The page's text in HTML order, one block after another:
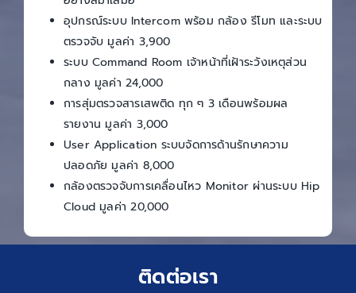
อุปกรณ์ระบบ Intercom พร้อม กล้อง รีโมท และระบบ
ตรวจจับ มูลค่า 3,900
ระบบ Command Room เจ้าหน้าที่เฝ้าระวังเหตุส่วน
กลาง มูลค่า 24,000
การสุ่มตรวจสารเสพติด ทุก ๆ 3 เดือนพร้อมผล
รายงาน มูลค่า 3,000
User Application ระบบจัดการด้านรักษาความ
ปลอดภัย มูลค่า 8,000
กล้องตรวจจับการเคลื่อนไหว Monitor ผ่านระบบ Hip
Cloud มูลค่า 20,000
ติดต่อเรา